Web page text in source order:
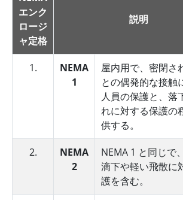
エンク
ロージ
ャ定格
説明
1.
NEMA
1
屋内用で、密閉さ
との偶発的な接触
人員の保護と、落
れに対する保護の
供する。
2.
NEMA
2
NEMA 1 と同じで
滴下や軽い飛散に
護を含む。